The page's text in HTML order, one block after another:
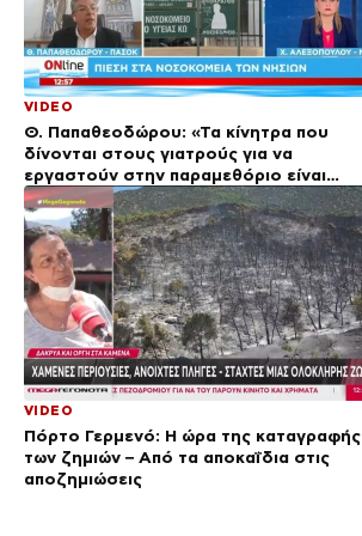
VIDEO
Θ. Παπαθεοδώρου: «Τα κίνητρα που
δίνονται στους γιατρούς για να
εργαστούν στην παραμεθόριο είναι
περιστασιακά»
VIDEO
Πόρτο Γερμενό: Η ώρα της καταγραφής
των ζημιών – Από τα αποκαΐδια στις
αποζημιώσεις